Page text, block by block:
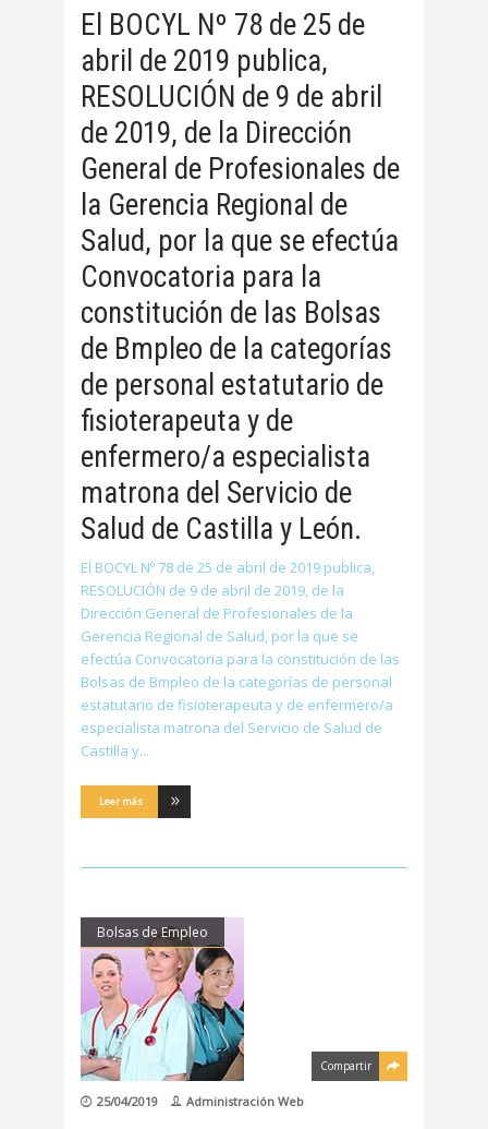
El BOCYL Nº 78 de 25 de
abril de 2019 publica,
RESOLUCIÓN de 9 de abril
de 2019, de la Dirección
General de Profesionales de
la Gerencia Regional de
Salud, por la que se efectúa
Convocatoria para la
constitución de las Bolsas
de Bmpleo de la categorías
de personal estatutario de
fisioterapeuta y de
enfermero/a especialista
matrona del Servicio de
Salud de Castilla y León.
El BOCYL Nº 78 de 25 de abril de 2019 publica,
RESOLUCIÓN de 9 de abril de 2019, de la
Dirección General de Profesionales de la
Gerencia Regional de Salud, por la que se
efectúa Convocatoria para la constitución de las
Bolsas de Bmpleo de la categorías de personal
estatutario de fisioterapeuta y de enfermero/a
especialista matrona del Servicio de Salud de
Castilla y
Leer más
Bolsas de Empleo
Compartir
25/04/2019 Administración Web